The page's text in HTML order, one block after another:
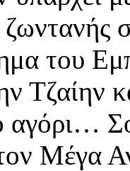
του
Τζαίην
αγόρι…
Μέγα